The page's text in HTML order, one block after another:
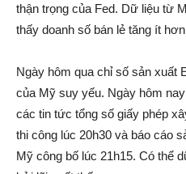
thận trọng của Fed. Dữ liệu từ
thấy doanh số bán lẻ tăng ít
Ngày hôm qua chỉ số sản xuất
của Mỹ suy yếu. Ngày hôm
các tin tức tổng số giấy phép
thi công lúc 20h30 và báo cáo
Mỹ công bố lúc 21h15. Có thể